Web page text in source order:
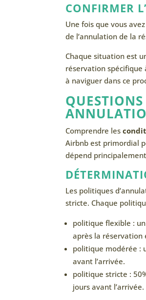
CONFIRMER
Une fois que vous
de l’annulation de la
Chaque situation est
réservation spécifique
à naviguer dans ce
Comprendre les
Airbnb est primordial
dépend
Les politiques
stricte. Chaque
politique flexible :
après la réservation
politique modérée :
avant l’arrivée.
politique stricte :
jours avant l’arrivée.